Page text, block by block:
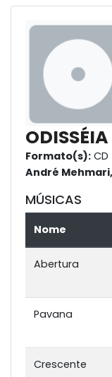
ODISSÉIA
Formato(s): CD
André
MÚSICAS
Nome
Abertura
Pavana
Crescente